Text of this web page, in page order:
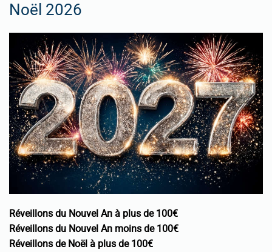
Noël 2026
Réveillons du Nouvel An à plus de 100€
Réveillons du Nouvel An moins de 100€
Réveillons de Noël à plus de 100€